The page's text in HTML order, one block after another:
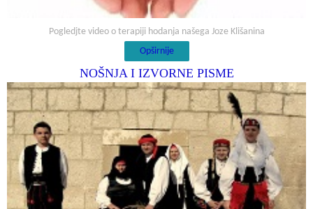
Pogledjte video o terapiji hodanja našega Joze Klišanina
Opširnije
NOŠNJA I IZVORNE PISME